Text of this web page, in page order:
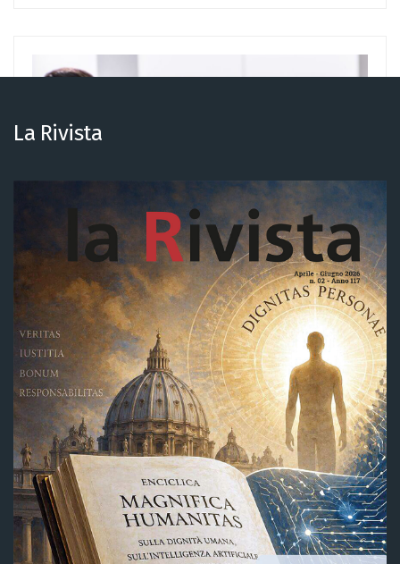
04
SEP.
QUELLE: UFFICIO STAMPA MECHANIK
InBuyer Mechanical
Subcontracting
LESEN SIE WEITER
La Rivista